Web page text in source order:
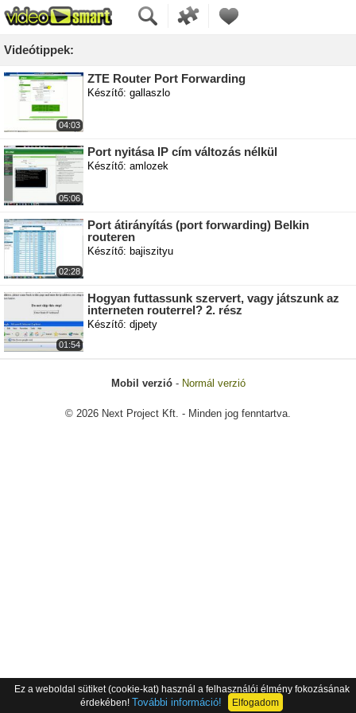
Videótippek:
04:03
ZTE Router Port Forwarding
Készítő: gallaszlo
05:06
Port nyitása IP cím változás nélkül
Készítő: amlozek
02:28
Port átirányítás (port forwarding) Belkin
routeren
Készítő: bajiszityu
01:54
Hogyan futtassunk szervert, vagy játszunk az
interneten routerrel? 2. rész
Készítő: djpety
Mobil verzió- Normál verzió
© 2026 Next Project Kft. - Minden jog fenntartva.
Ez a weboldal sütiket (cookie-kat) használ a felhasználói élmény fokozásának
érdekében! További információ! Elfogadom